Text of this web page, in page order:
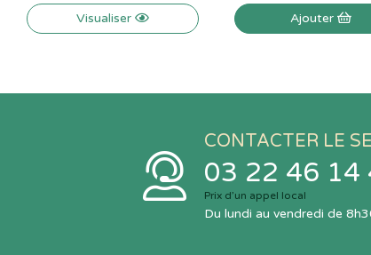
Visualiser Ajouter
CONTACTER LE
03 22 46 14
Prix d’un appel local
Du lundi au vendredi de